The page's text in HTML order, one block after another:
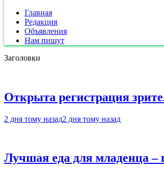
Главная
Редакция
Объявления
Нам пишут
Заголовки
Открыта регистрация
2 дня тому назад2 дня тому назад
Лучшая еда для младенца –